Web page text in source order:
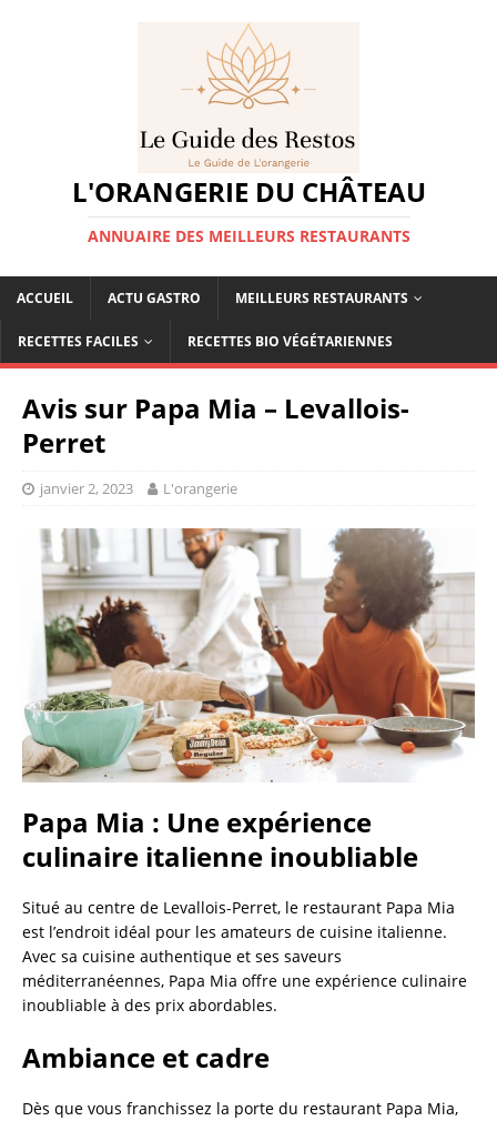
L'ORANGERIE DU CHÂTEAU
ANNUAIRE DES MEILLEURS RESTAURANTS
ACCUEIL ACTU GASTRO MEILLEURS RESTAURANTS
RECETTES FACILES RECETTES BIO VÉGÉTARIENNES
Avis sur Papa Mia – Levallois-
Perret
janvier 2, 2023 L'orangerie
Papa Mia : Une expérience
culinaire italienne inoubliable
Situé au centre de Levallois-Perret, le restaurant Papa Mia
est l’endroit idéal pour les amateurs de cuisine italienne.
Avec sa cuisine authentique et ses saveurs
méditerranéennes, Papa Mia offre une expérience culinaire
inoubliable à des prix abordables.
Ambiance et cadre
Dès que vous franchissez la porte du restaurant Papa Mia,